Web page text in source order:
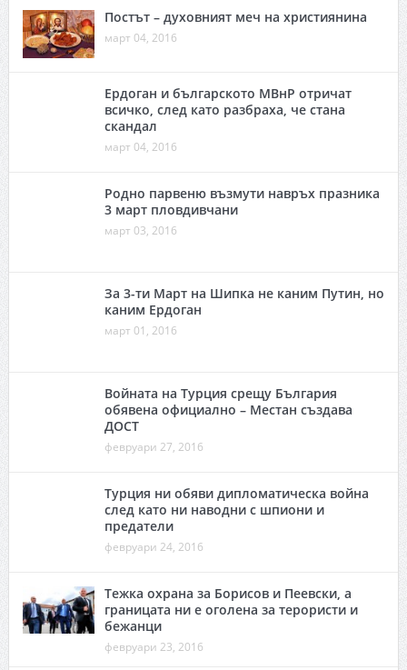
Постът – духовният меч на християнина
март 04, 2016
Ердоган и българското МВнР отричат
всичко, след като разбраха, че стана
скандал
март 04, 2016
Родно парвеню възмути навръх празника
3 март пловдивчани
март 03, 2016
За 3-ти Март на Шипка не каним Путин, но
каним Ердоган
март 01, 2016
Войната на Турция срещу България
обявена официално – Местан създава
ДОСТ
февруари 27, 2016
Турция ни обяви дипломатическа война
след като ни наводни с шпиони и
предатели
февруари 24, 2016
Тежка охрана за Борисов и Пеевски, а
границата ни е оголена за терористи и
бежанци
февруари 23, 2016